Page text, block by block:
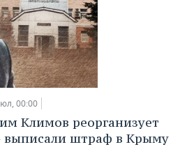
00:00
Климов реорганизует
выписали штраф в Крыму